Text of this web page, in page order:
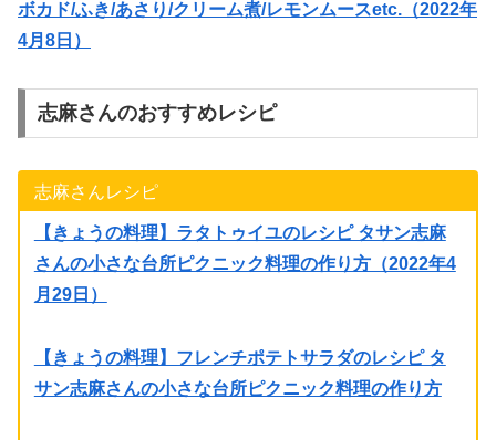
ボカド/ふき/あさり/クリーム煮/レモンムースetc.（2022年
4月8日）
志麻さんのおすすめレシピ
志麻さんレシピ
【きょうの料理】ラタトゥイユのレシピ タサン志麻
さんの小さな台所ピクニック料理の作り方（2022年4
月29日）
【きょうの料理】フレンチポテトサラダのレシピ タ
サン志麻さんの小さな台所ピクニック料理の作り方